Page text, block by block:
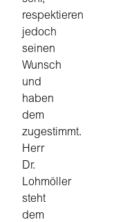
respektieren
jedoch
seinen
Wunsch
und
haben
dem
zugestimmt.
Herr
Dr.
Lohmöller
steht
dem